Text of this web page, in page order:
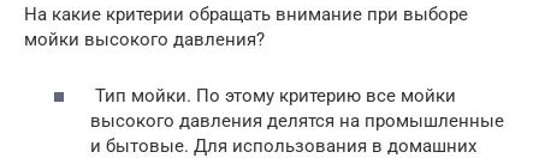
На какие критерии обращать внимание при выборе
мойки высокого давления?
Тип мойки. По этому критерию все мойки
высокого давления делятся на промышленные
и бытовые. Для использования в домашних